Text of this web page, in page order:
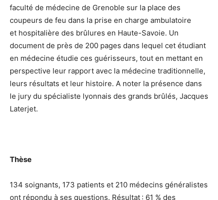
faculté de médecine de Grenoble sur la place des
coupeurs de feu dans la prise en charge ambulatoire
et hospitalière des brûlures en Haute-Savoie. Un
document de près de 200 pages dans lequel cet étudiant
en médecine étudie ces guérisseurs, tout en mettant en
perspective leur rapport avec la médecine traditionnelle,
leurs résultats et leur histoire. A noter la présence dans
le jury du spécialiste lyonnais des grands brûlés, Jacques
Laterjet.
Thèse
134 soignants, 173 patients et 210 médecins généralistes
ont répondu à ses questions. Résultat : 61 % des